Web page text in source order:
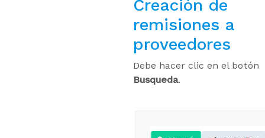
Creación de
remisiones a
proveedores
Debe hacer clic en el botón
Busqueda.